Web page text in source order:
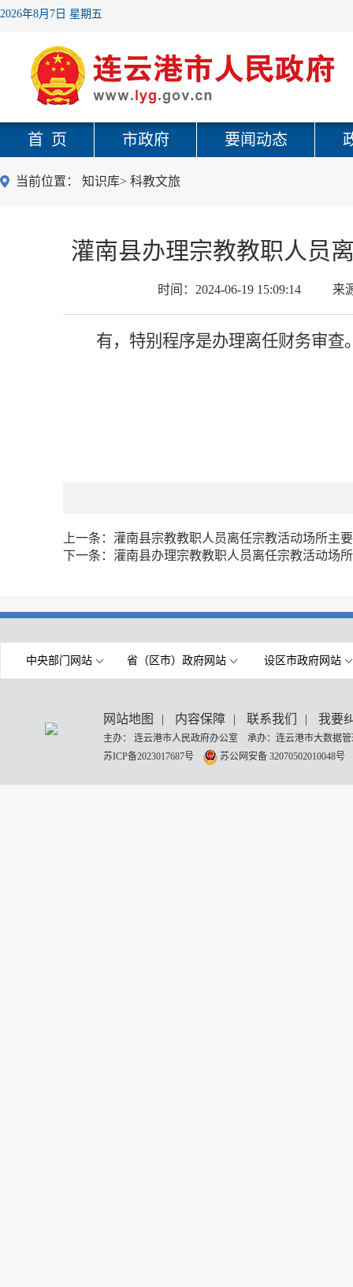
2026年8月7日 星期五
首 页 市政府 要闻动态
当前位置： 知识库> 科教文旅
灌南县办理宗教教职人员
时间： 2024-06-19 15:09:14 来
有，特别程序是办理离任财务审查
上一条： 灌南县宗教教职人员离任宗教活动场所主
下一条： 灌南县办理宗教教职人员离任宗教活动场
中央部门网站 省（区市）政府网站 设区市政府网站
网站地图 | 内容保障 | 联系我们 | 我要
主办： 连云港市人民政府办公室 承办：连云港市大数据
苏ICP备2023017687号
苏公网安备 32070502010048号